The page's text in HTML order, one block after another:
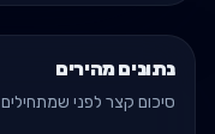
נתונים מהירים
סיכום קצר לפני שמתחילים